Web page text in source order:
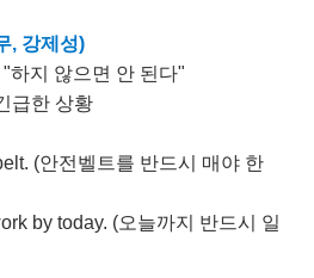
, 강제성)
하지 않으면 안 된다"
급한 상황
(안전벨트를 반드시 매야 한
by today. (오늘까지 반드시 일